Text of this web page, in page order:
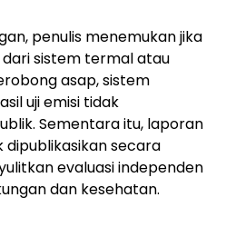
penulis menemukan jika
sistem termal atau
asap, sistem
uji emisi tidak
Sementara itu, laporan
secara
evaluasi independen
dan kesehatan.